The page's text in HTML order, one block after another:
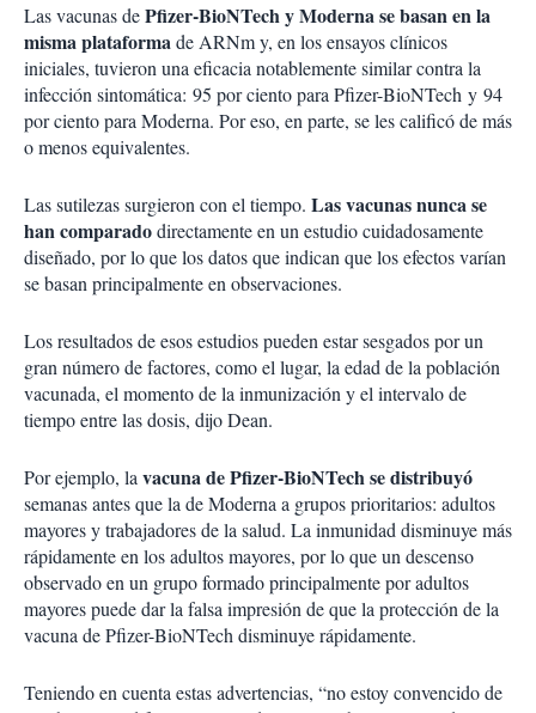
Las vacunas dePfizer-BioNTech y Moderna se basan en la
misma plataformade ARNm y, en los ensayos clínicos
iniciales, tuvieron una eficacia notablemente similar contra la
infección sintomática: 95 por ciento para Pfizer-BioNTech y 94
por ciento para Moderna. Por eso, en parte, se les calificó de más
o menos equivalentes.
Las sutilezas surgieron con el tiempo. Las vacunas nunca se
han comparadodirectamente en un estudio cuidadosamente
diseñado, por lo que los datos que indican que los efectos varían
se basan principalmente en observaciones.
Los resultados de esos estudios pueden estar sesgados por un
gran número de factores, como el lugar, la edad de la población
vacunada, el momento de la inmunización y el intervalo de
tiempo entre las dosis, dijo Dean.
Por ejemplo, lavacuna de Pfizer-BioNTech se distribuyó
semanas antes que la de Moderna a grupos prioritarios: adultos
mayores y trabajadores de la salud. La inmunidad disminuye más
rápidamente en los adultos mayores, por lo que un descenso
observado en un grupo formado principalmente por adultos
mayores puede dar la falsa impresión de que la protección de la
vacuna de Pfizer-BioNTech disminuye rápidamente.
Teniendo en cuenta estas advertencias, “no estoy convencido de